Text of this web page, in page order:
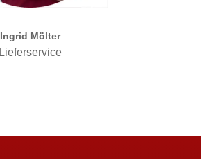
Ingrid Mölter
Lieferservice